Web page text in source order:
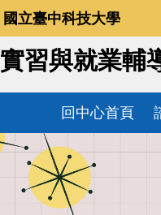
國立臺中科技大學
實習與就業輔
回中心首頁